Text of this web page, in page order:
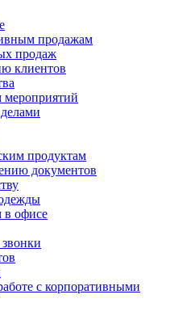
продажам
продаж
клиентов
продуктам
документов
в офисе
с корпоративными